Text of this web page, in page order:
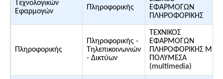
Τεχνολογικών
Εφαρμογών
Πληροφορικής
ΕΦΑΡΜΟΓΩΝ
ΠΛΗΡΟΦΟΡΙΚΗΣ
Πληροφορικής
Πληροφορικής -
Τηλεπικοινωνιών
- Δικτύων
ΤΕΧΝΙΚΟΣ
ΕΦΑΡΜΟΓΩΝ
ΠΛΗΡΟΦΟΡΙΚΗΣ ΜΕ
ΠΟΛΥΜΕΣΑ
(multimedia)